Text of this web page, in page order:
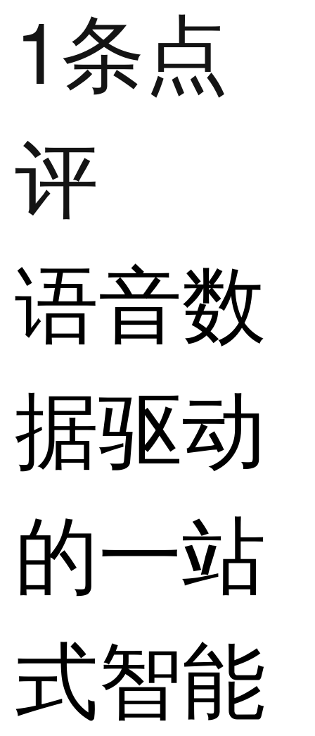
1条点
评
语音数
据驱动
的一站
式智能